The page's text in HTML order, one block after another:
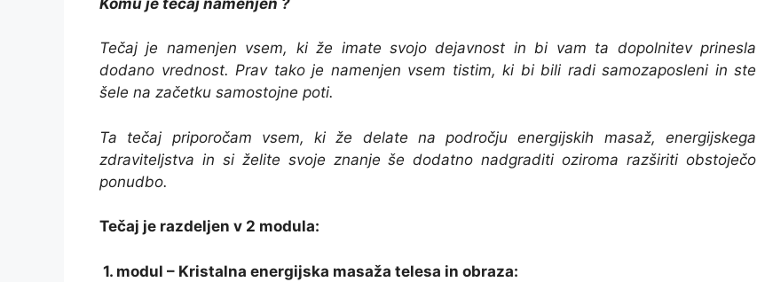
Tečaj je namenjen vsem, ki že imate svojo dejavnost in bi vam ta dopolnitev prinesla
dodano vrednost. Prav tako je namenjen vsem tistim, ki bi bili radi samozaposleni in ste
šele na začetku samostojne poti.
Ta tečaj priporočam vsem, ki že delate na področju energijskih masaž, energijskega
zdraviteljstva in si želite svoje znanje še dodatno nadgraditi oziroma razširiti obstoječo
ponudbo.
Tečaj je razdeljen v 2 modula:
1. modul – Kristalna energijska masaža telesa in obraza: